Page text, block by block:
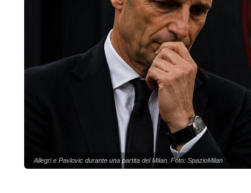
Allegri e Pavlovic durante una partita del Milan. Foto: SpazioMilan